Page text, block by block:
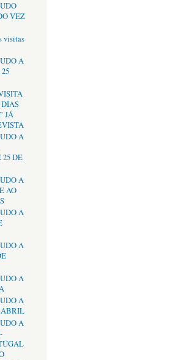
VEZ
visitas
A
JÁ
A
25 DE
A
AO
A
A
A
A
A